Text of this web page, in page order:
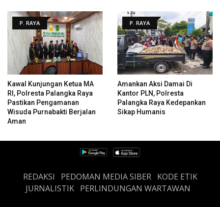
P. RAYA
Kawal Kunjungan Ketua MA
RI, Polresta Palangka Raya
Pastikan Pengamanan
Wisuda Purnabakti Berjalan
Aman
P. RAYA
Amankan Aksi Damai Di
Kantor PLN, Polresta
Palangka Raya Kedepankan
Sikap Humanis
REDAKSI PEDOMAN MEDIA SIBER
KODE ETIK
JURNALISTIK PERLINDUNGAN WARTAWAN